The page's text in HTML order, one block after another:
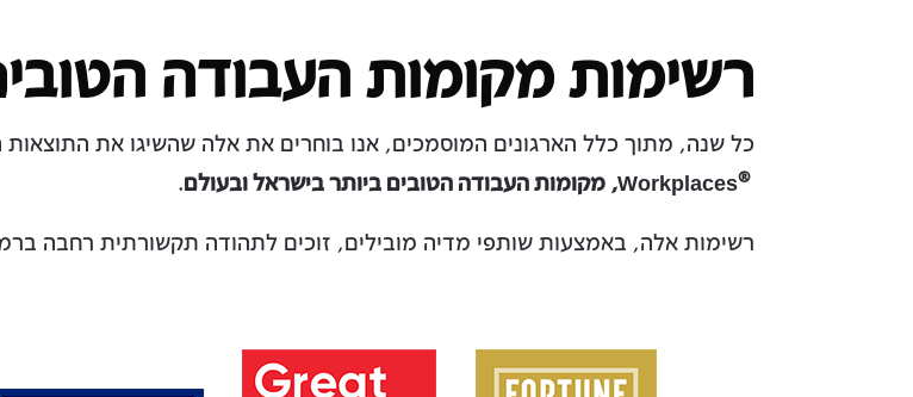
רשימות מקומות העבודה
כל שנה, מתוך כלל הארגונים המוסמכים, אנו בוחרים את אלה שהשיגו את
Workplaces®
, מקומות העבודה הטובים ביותר בישראל ובעולם.
רשימות אלה, באמצעות שותפי מדיה מובילים, זוכים לתהודה תקשורתית רחבה